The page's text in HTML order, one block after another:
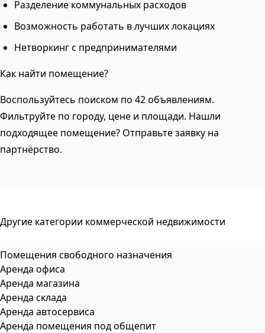
Разделение коммунальных расходов
Возможность работать в лучших локациях
Нетворкинг с предпринимателями
Как найти помещение?
Воспользуйтесь поиском по 42 объявлениям.
Фильтруйте по городу, цене и площади. Нашли
подходящее помещение? Отправьте заявку на
партнёрство.
Другие категории коммерческой недвижимости
Помещения свободного назначения
Аренда офиса
Аренда магазина
Аренда склада
Аренда автосервиса
Аренда помещения под общепит